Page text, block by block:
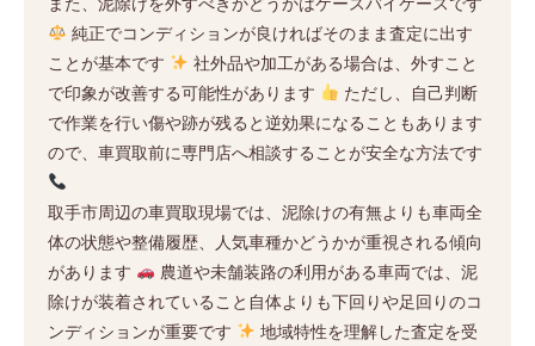
純正でコンディションが良ければそのまま査定に出す
ことが基本です
社外品や加工がある場合は、外すこと
で印象が改善する可能性があります
ただし、自己判断
で作業を行い傷や跡が残ると逆効果になることもあります
ので、車買取前に専門店へ相談することが安全な方法です
取手市周辺の車買取現場では、泥除けの有無よりも車両全
体の状態や整備履歴、人気車種かどうかが重視される傾向
があります
農道や未舗装路の利用がある車両では、泥
除けが装着されていること自体よりも下回りや足回りのコ
ンディションが重要です
地域特性を理解した査定を受